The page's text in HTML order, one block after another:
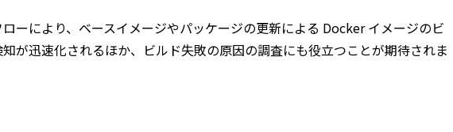
ーにより、ベースイメージやパッケージの更新による Docker イメージのビ
が迅速化されるほか、ビルド失敗の原因の調査にも役立つことが期待されま